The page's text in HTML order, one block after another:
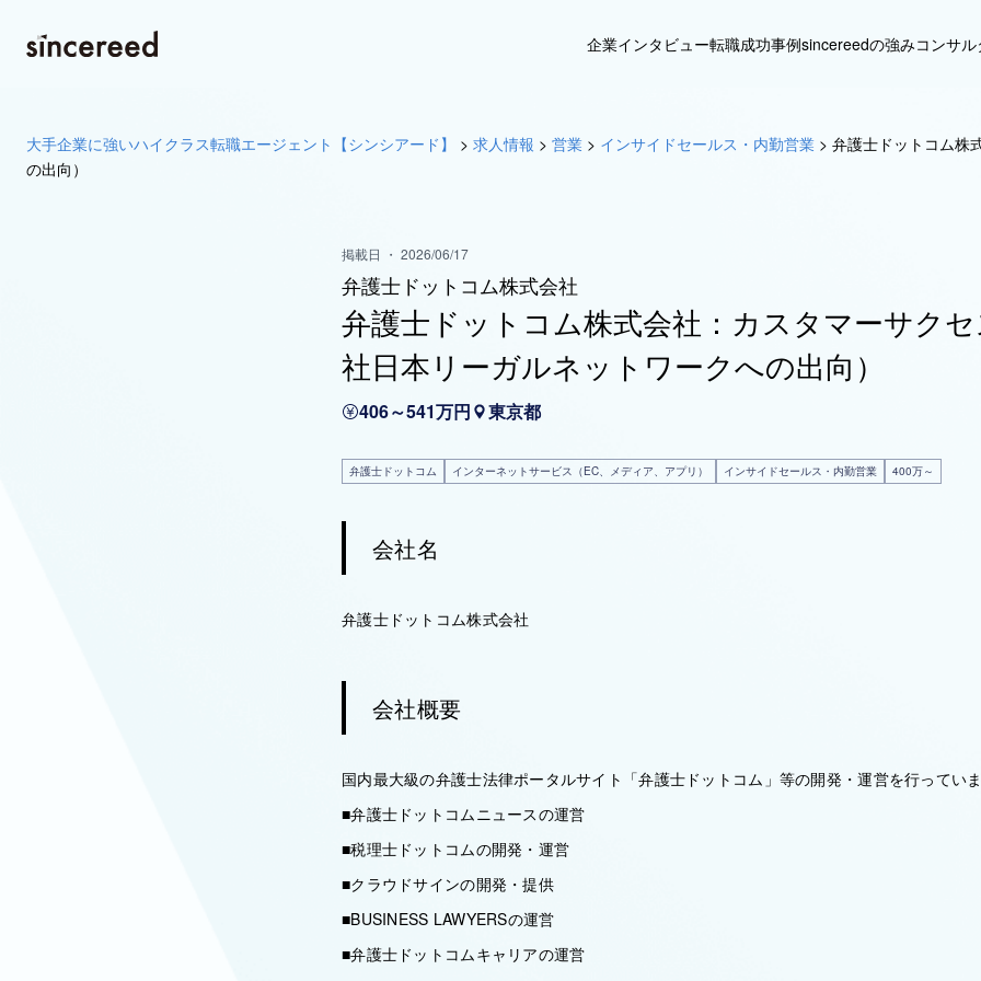
企業インタビュー転職成功事例sincereedの強みコンサ
大手企業に強いハイクラス転職エージェント【シンシアード】 > 求人情報 > 営業 > インサイドセールス・内勤営業 > 弁護士ドットコム株
の出向）
掲載日 ・ 2026/06/17
弁護士ドットコム株式会社
弁護士ドットコム株式会社：カスタマーサク
社日本リーガルネットワークへの出向）
406～541万円 東京都
弁護士ドットコム インターネットサービス（EC、メディア、アプリ） インサイドセールス・内勤営業 400万～
会社名
弁護士ドットコム株式会社
会社概要
国内最大級の弁護士法律ポータルサイト「弁護士ドットコム」等の開発・運営を行ってい
■弁護士ドットコムニュースの運営
■税理士ドットコムの開発・運営
■クラウドサインの開発・提供
■BUSINESS LAWYERSの運営
■弁護士ドットコムキャリアの運営